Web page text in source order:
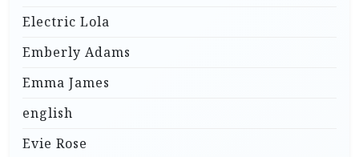
Electric Lola
Emberly Adams
Emma James
english
Evie Rose